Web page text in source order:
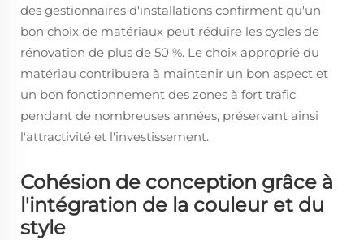
des gestionnaires d'installations confirment qu'un
bon choix de matériaux peut réduire les cycles de
rénovation de plus de 50 %. Le choix approprié du
matériau contribuera à maintenir un bon aspect et
un bon fonctionnement des zones à fort trafic
pendant de nombreuses années, préservant ainsi
l'attractivité et l'investissement.
Cohésion de conception grâce à
l'intégration de la couleur et du
style